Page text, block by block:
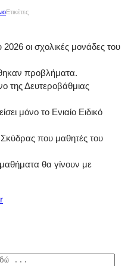
Ετικέτες
οι σχολικές μονάδες του
προβλήματα.
της Δευτεροβάθμιας
μόνο το Ενιαίο Ειδικό
που μαθητές του
θα γίνουν με